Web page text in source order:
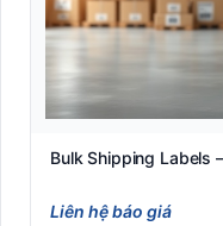
Tem vải nhãn mác may
Thiết Bị Bán Lẻ POS
Thiết bị phòng chống
Thiết bị văn phòng
Bulk Shipping Labels
Liên hệ báo giá